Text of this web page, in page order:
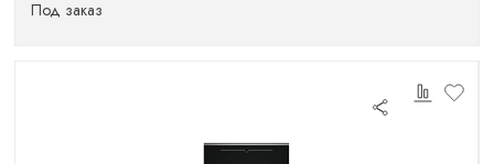
Под заказ